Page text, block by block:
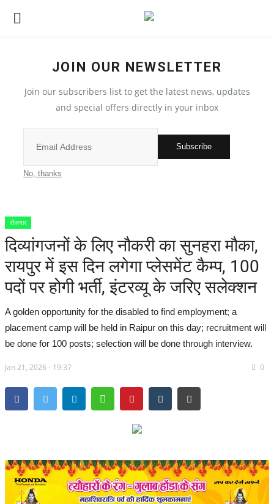
मुख्य समाचार
छत्तीसगढ़
All
सरगुजा संभाग
बिलासपुर संभाग
दुर्ग संभाग
खेल
JOIN OUR NEWSLETTER
Join our subscribers list to get the latest news, updates
and special offers directly in your inbox
Subscribe
No, thanks
रोजगार
दिव्यांगजनों के लिए नौकरी का सुनहरा मौका,
रायपुर में इस दिन लगेगा प्लेसमेंट कैम्प, 100
पदों पर होगी भर्ती, इंटरव्यू के जरिए सलेक्शन
A golden opportunity for the disabled to find employment; a
placement camp will be held in Raipur on this day; recruitment will
be done for 100 posts; selection will be done through interview.
Jan 21, 2026 - 19:37 0